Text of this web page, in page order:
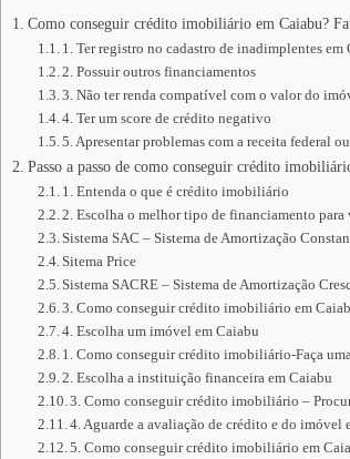
Como conseguir crédito imobiliário em Caiabu?
1. Ter registro no cadastro de inadimplentes em
2. Possuir outros financiamentos
3. Não ter renda compatível com o valor do
4. Ter um score de crédito negativo
5. Apresentar problemas com a receita federal
Passo a passo de como conseguir crédito
1. Entenda o que é crédito imobiliário
2. Escolha o melhor tipo de financiamento para
Sistema SAC – Sistema de Amortização
Sitema Price
Sistema SACRE – Sistema de Amortização
3. Como conseguir crédito imobiliário em
4. Escolha um imóvel em Caiabu
1. Como conseguir crédito imobiliário-Faça
2. Escolha a instituição financeira em Caiabu
3. Como conseguir crédito imobiliário –
4. Aguarde a avaliação de crédito e do imóvel
5. Como conseguir crédito imobiliário em